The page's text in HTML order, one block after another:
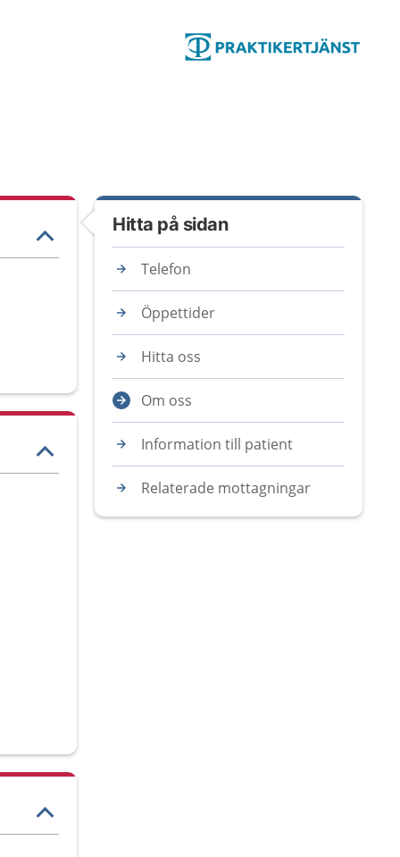
Hitta på sidan
Telefon
Öppettider
Hitta oss
Om oss
Information till patient
Relaterade mottagningar